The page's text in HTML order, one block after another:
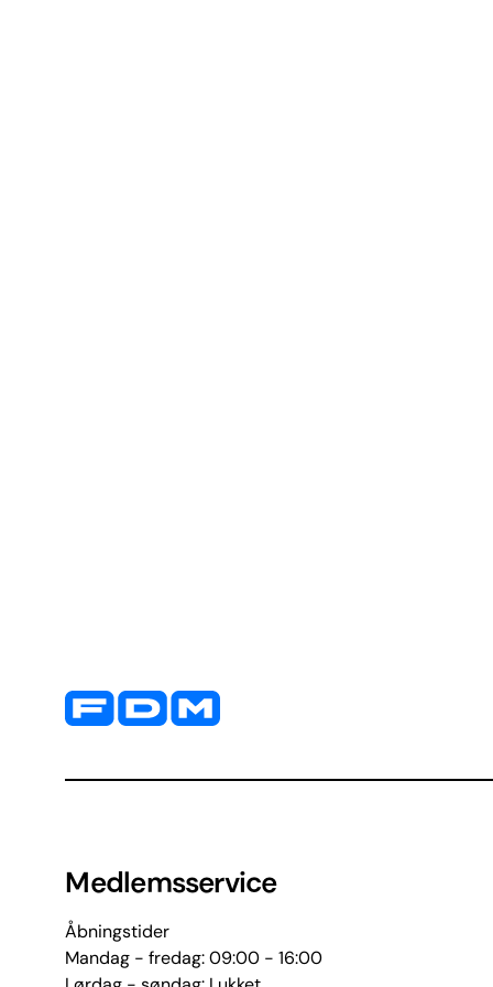
Yderligere information og kontaktoplysninger
Medlemsservice
Åbningstider
Mandag - fredag: 09:00 - 16:00